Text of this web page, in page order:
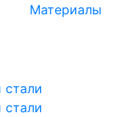
Материалы